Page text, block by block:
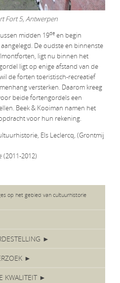
Fort 5, Antwerpen
midden 19de en begin
De oudste en binnenste
ligt nu binnen het
ligt op enige afstand van de
de forten toeristisch-recreatief
versterken. Daarom kreeg
beide fortengordels een
Beek & Kooiman namen het
voor hun rekening.
Els Leclercq, (Grontmij
(2011-2012)
op het gebied van cultuurhistorie
►
►
KWALITEIT ►